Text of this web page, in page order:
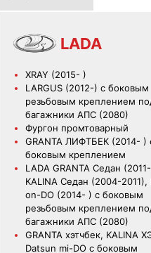
LADA
XRAY (2015- )
LARGUS (2012-) с боковым
резьбовым креплением
багажники АПС (2080)
Фургон промтоварный
GRANTA ЛИФТБЕК (2014- )
боковым креплением
LADA GRANTA Седан
KALINA Седан (2004-2011),
on-DO (2014- ) с боковым
резьбовым креплением
багажники АПС (2080)
GRANTA хэтчбек, KALINA
Datsun mi-DO с боковым